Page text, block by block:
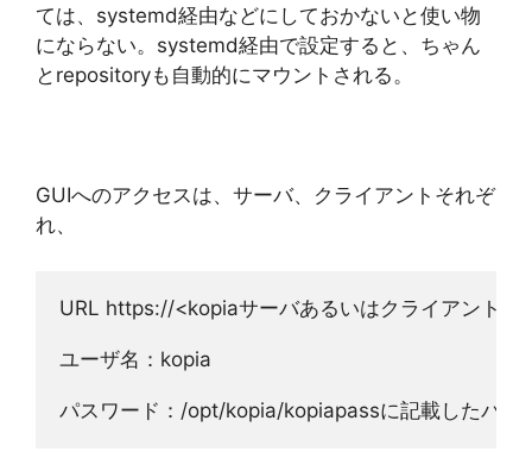
ては、systemd経由などにしておかないと使い物
にならない。systemd経由で設定すると、ちゃん
とrepositoryも自動的にマウントされる。
GUIへのアクセスは、サーバ、クライアントそれぞ
れ、
URL https://<kopiaサーバあるいはクライアント
ユーザ名：kopia
パスワード：/opt/kopia/kopiapassに記載したパス